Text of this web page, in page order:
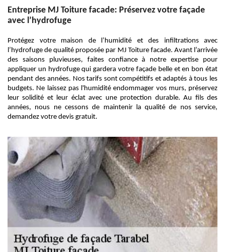
Entreprise MJ Toiture facade: Préservez votre façade
avec l’hydrofuge
Protégez votre maison de l’humidité et des infiltrations avec
l’hydrofuge de qualité proposée par MJ Toiture facade. Avant l’arrivée
des saisons pluvieuses, faites confiance à notre expertise pour
appliquer un hydrofuge qui gardera votre façade belle et en bon état
pendant des années. Nos tarifs sont compétitifs et adaptés à tous les
budgets. Ne laissez pas l'humidité endommager vos murs, préservez
leur solidité et leur éclat avec une protection durable. Au fils des
années, nous ne cessons de maintenir la qualité de nos service,
demandez votre devis gratuit.